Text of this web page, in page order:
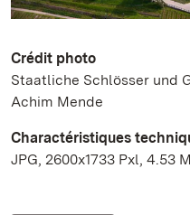
Crédit photo
Staatliche Schlösser und
Achim Mende
Charactéristiques
JPG, 2600x1733 Pxl, 4.53